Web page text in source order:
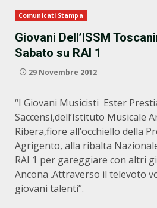
Comunicati Stampa
Giovani Dell’ISSM
Sabato su RAI 1
29 Novembre 2012
“I Giovani Musicisti Ester
Saccensi,dell’Istituto Musicale
Ribera,fiore all’occhiello della
Agrigento, alla ribalta
RAI 1 per gareggiare con altri
Ancona .Attraverso il televoto
giovani talenti”.